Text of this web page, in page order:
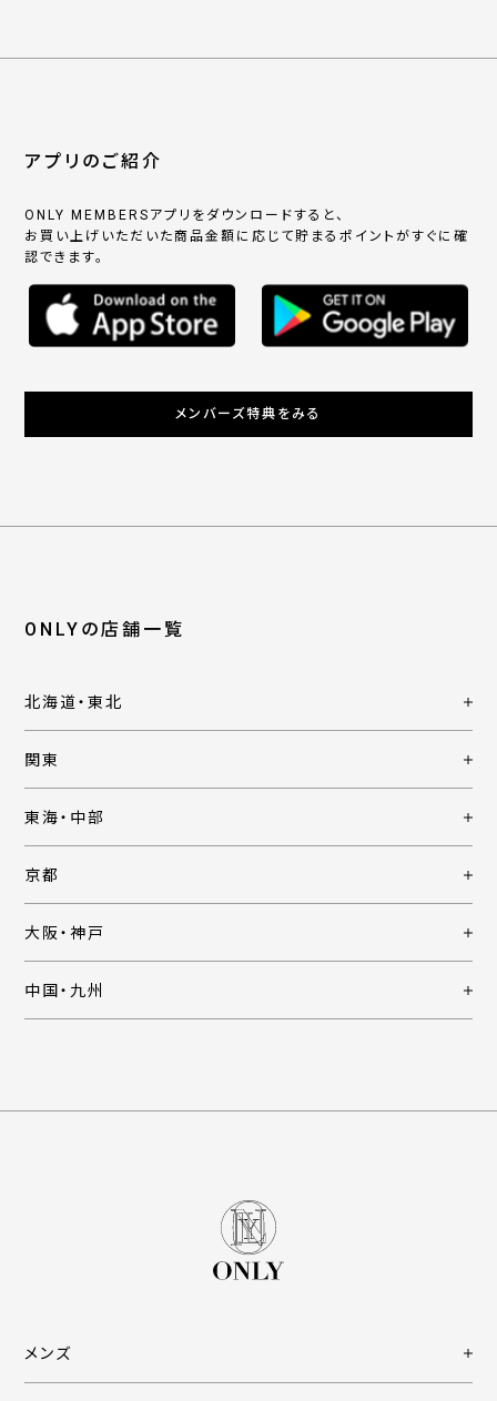
アプリのご紹介
ONLY MEMBERSアプリをダウンロードすると、
お買い上げいただいた商品金額に応じて貯まるポイントがすぐに確
認できます。
メンバーズ特典をみる
ONLYの店舗一覧
北海道・東北
関東
東海・中部
京都
大阪・神戸
中国・九州
メンズ